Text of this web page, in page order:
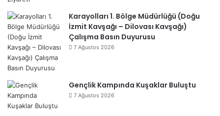
Karayolları 1. Bölge Müdürlüğü (Doğu
İzmit Kavşağı – Dilovası Kavşağı)
Çalışma Basın Duyurusu
7 Ağustos 2026
Gençlik Kampında Kuşaklar Buluştu
7 Ağustos 2026